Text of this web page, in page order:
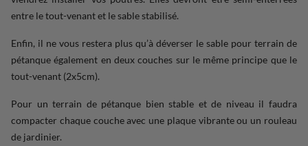
entre le tout-venant et le sable stabilisé.
Enfin, il ne vous restera plus qu’à déverser le sable pour terrain de
pétanque également en deux couches sur le même principe que le
tout-venant (2x5cm).
Pour un terrain de pétanque bien stable et de niveau il faudra
compacter chaque couche avec une plaque vibrante ou un rouleau
de jardinier.